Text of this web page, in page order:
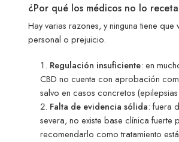
¿Por qué los médicos no lo
Hay varias razones, y ninguna tiene
personal o prejuicio.
Regulación insuficiente: en
CBD no cuenta con aprobación
salvo en casos concretos
Falta de evidencia sólida: fuera
severa, no existe base clínica fuerte
recomendarlo como tratamiento